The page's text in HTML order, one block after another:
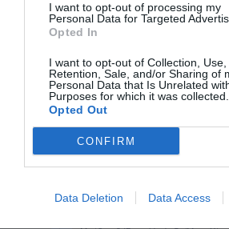
I want to opt-out of processing my
Personal Data for Targeted
Opted In
I want to opt-out of Collection, Use,
Retention, Sale, and/or Sharing of
Personal Data that Is Unrelated
Purposes for which it was collected.
Opted Out
CONFIRM
Data Deletion Data Access
« Προηγούμενη
Μπαχ (Bach), Καρλ Φίλιππ Εμάνουελ
1788)
Μπαχάουερ (Bachauer), Τζίνα,
1976)
1973)
Μπάχοφεν (Bachofen), Γιόχανν
- 1887)
Μπαχράμ
Κ(όρεν) (1862 - 1951)
Μπγέρκνες (Bjerknes), Γιάκομπ (?αλλ